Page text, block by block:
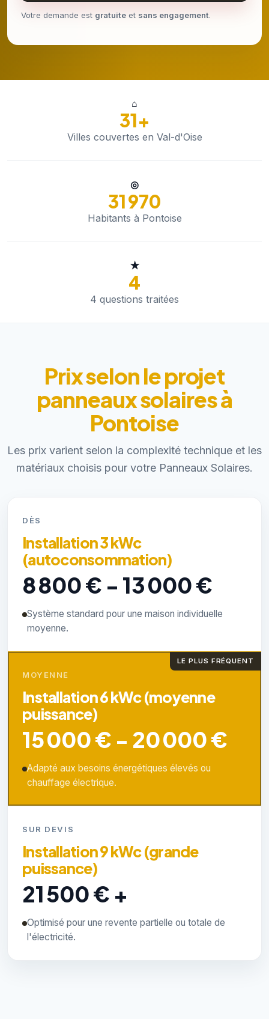
Votre demande est gratuite et sans engagement.
⌂
31+
Villes couvertes en Val-d'Oise
◎
31 970
Habitants à Pontoise
★
4
4 questions traitées
Prix selon le projet
panneaux solaires à
Pontoise
Les prix varient selon la complexité technique et les
matériaux choisis pour votre Panneaux Solaires.
DÈS
Installation 3 kWc
(autoconsommation)
8 800 € - 13 000 €
Système standard pour une maison individuelle
moyenne.
LE PLUS FRÉQUENT
MOYENNE
Installation 6 kWc (moyenne
puissance)
15 000 € - 20 000 €
Adapté aux besoins énergétiques élevés ou
chauffage électrique.
SUR DEVIS
Installation 9 kWc (grande
puissance)
21 500 € +
Optimisé pour une revente partielle ou totale de
l'électricité.